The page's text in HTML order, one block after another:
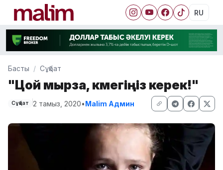
RU
Басты Сұқбат
"Цой мырза, көмегіңіз керек!"
Сұқбат 2 тамыз, 2020•Malim Админ